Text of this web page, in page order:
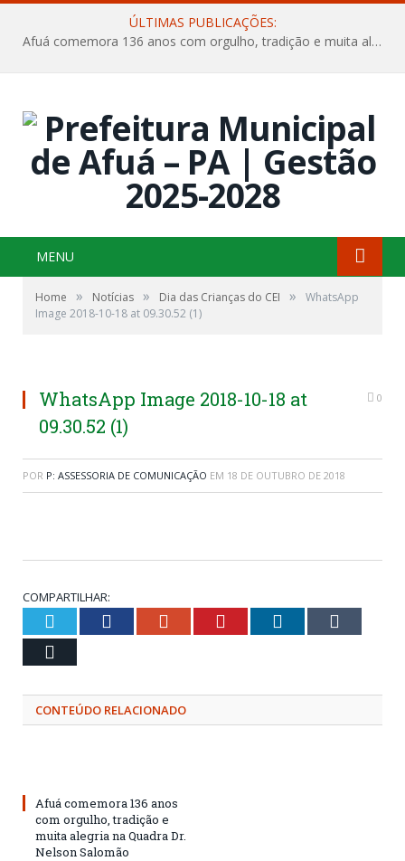
ÚLTIMAS PUBLICAÇÕES:
Afuá comemora 136 anos com orgulho, tradição e muita alegria na Quadra Dr. Nelson Salomão
MENU
Home » Notícias » Dia das Crianças do CEI »
WhatsApp
Image 2018-10-18 at 09.30.52 (1)
WhatsApp Image 2018-10-18 at
09.30.52 (1)
0
POR P: ASSESSORIA DE COMUNICAÇÃO EM 18 DE OUTUBRO DE 2018
COMPARTILHAR:
Twitter Facebook Google+ Pinterest LinkedIn
CONTEÚDO RELACIONADO
Afuá comemora 136 anos
com orgulho, tradição e
muita alegria na Quadra Dr.
Nelson Salomão